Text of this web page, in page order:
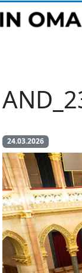
24.03.2026